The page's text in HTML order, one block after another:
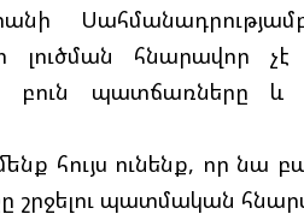
հնարավոր չէ
բուն պատճառները և
հույս ունենք, որ նա
շրջելու պատմական